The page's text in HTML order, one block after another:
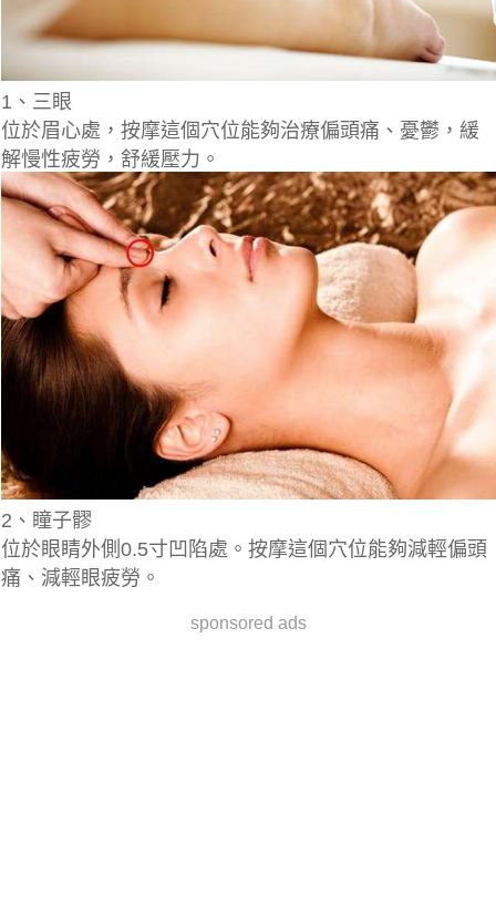
1、三眼
位於眉心處，按摩這個穴位能夠治療偏頭痛、憂鬱，緩
解慢性疲勞，舒緩壓力。
2、瞳子髎
位於眼睛外側0.5寸凹陷處。按摩這個穴位能夠減輕偏頭
痛、減輕眼疲勞。
sponsored ads